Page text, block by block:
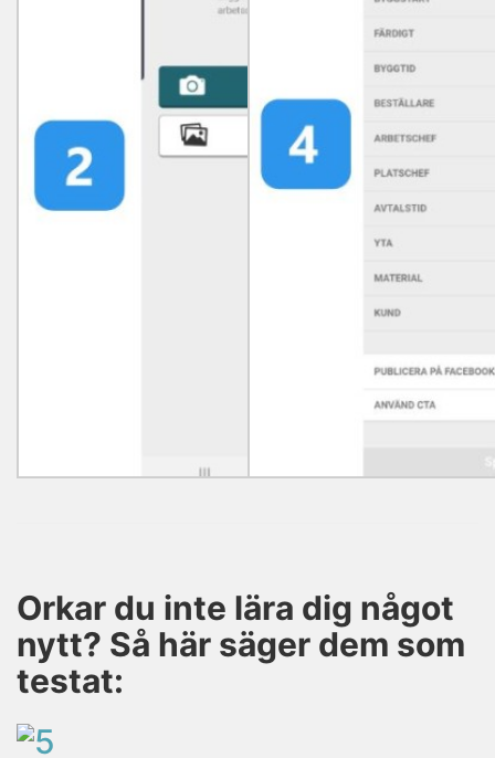
Orkar du inte lära dig något
nytt? Så här säger dem som
testat: